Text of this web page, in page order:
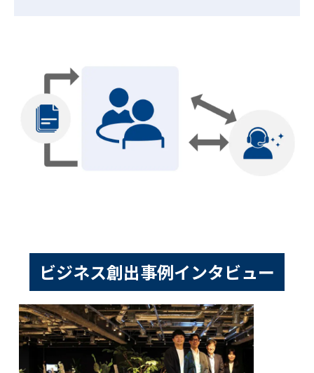
ビジネス創出事例インタビュー